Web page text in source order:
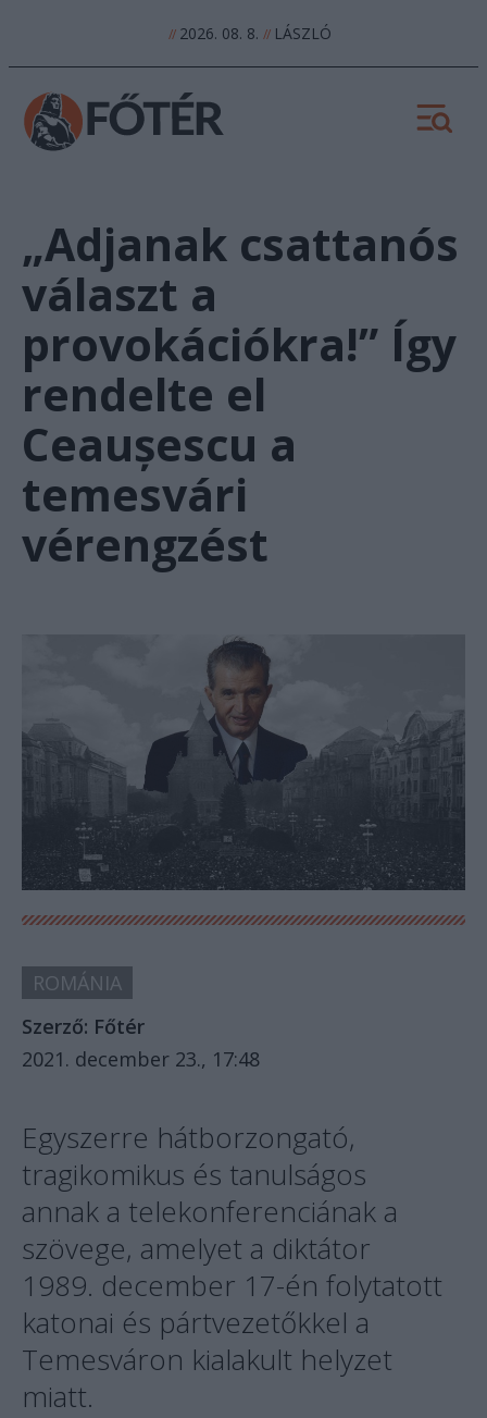
//2026. 08. 8. //LÁSZLÓ
„Adjanak csattanós
választ a
provokációkra!” Így
rendelte el
Ceaușescu a
temesvári
vérengzést
ROMÁNIA
Szerző: Főtér
2021. december 23., 17:48
Egyszerre hátborzongató,
tragikomikus és tanulságos
annak a telekonferenciának a
szövege, amelyet a diktátor
1989. december 17-én folytatott
katonai és pártvezetőkkel a
Temesváron kialakult helyzet
miatt.